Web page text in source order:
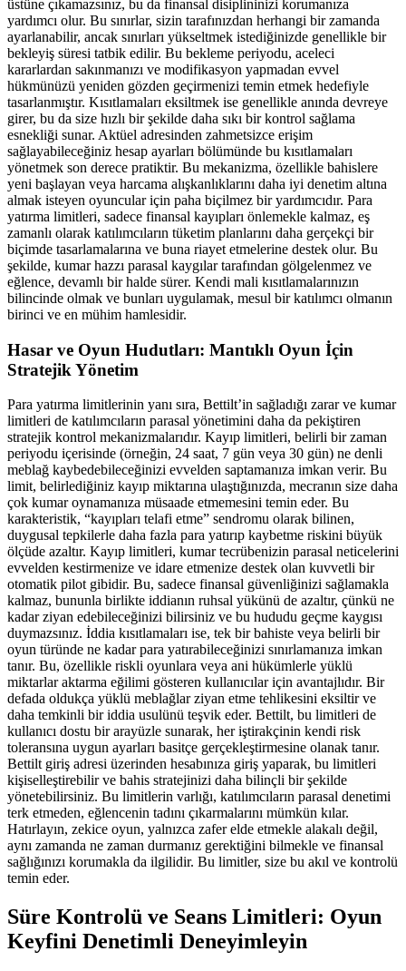
üstüne çıkamazsınız, bu da finansal disiplininizi korumanıza
yardımcı olur. Bu sınırlar, sizin tarafınızdan herhangi bir zamanda
ayarlanabilir, ancak sınırları yükseltmek istediğinizde genellikle bir
bekleyiş süresi tatbik edilir. Bu bekleme periyodu, aceleci
kararlardan sakınmanızı ve modifikasyon yapmadan evvel
hükmünüzü yeniden gözden geçirmenizi temin etmek hedefiyle
tasarlanmıştır. Kısıtlamaları eksiltmek ise genellikle anında devreye
girer, bu da size hızlı bir şekilde daha sıkı bir kontrol sağlama
esnekliği sunar. Aktüel adresinden zahmetsizce erişim
sağlayabileceğiniz hesap ayarları bölümünde bu kısıtlamaları
yönetmek son derece pratiktir. Bu mekanizma, özellikle bahislere
yeni başlayan veya harcama alışkanlıklarını daha iyi denetim altına
almak isteyen oyuncular için paha biçilmez bir yardımcıdır. Para
yatırma limitleri, sadece finansal kayıpları önlemekle kalmaz, eş
zamanlı olarak katılımcıların tüketim planlarını daha gerçekçi bir
biçimde tasarlamalarına ve buna riayet etmelerine destek olur. Bu
şekilde, kumar hazzı parasal kaygılar tarafından gölgelenmez ve
eğlence, devamlı bir halde sürer. Kendi mali kısıtlamalarınızın
bilincinde olmak ve bunları uygulamak, mesul bir katılımcı olmanın
birinci ve en mühim hamlesidir.
Hasar ve Oyun Hudutları: Mantıklı Oyun İçin
Stratejik Yönetim
Para yatırma limitlerinin yanı sıra, Bettilt’in sağladığı zarar ve kumar
limitleri de katılımcıların parasal yönetimini daha da pekiştiren
stratejik kontrol mekanizmalarıdır. Kayıp limitleri, belirli bir zaman
periyodu içerisinde (örneğin, 24 saat, 7 gün veya 30 gün) ne denli
meblağ kaybedebileceğinizi evvelden saptamanıza imkan verir. Bu
limit, belirlediğiniz kayıp miktarına ulaştığınızda, mecranın size daha
çok kumar oynamanıza müsaade etmemesini temin eder. Bu
karakteristik, “kayıpları telafi etme” sendromu olarak bilinen,
duygusal tepkilerle daha fazla para yatırıp kaybetme riskini büyük
ölçüde azaltır. Kayıp limitleri, kumar tecrübenizin parasal neticelerini
evvelden kestirmenize ve idare etmenize destek olan kuvvetli bir
otomatik pilot gibidir. Bu, sadece finansal güvenliğinizi sağlamakla
kalmaz, bununla birlikte iddianın ruhsal yükünü de azaltır, çünkü ne
kadar ziyan edebileceğinizi bilirsiniz ve bu hududu geçme kaygısı
duymazsınız. İddia kısıtlamaları ise, tek bir bahiste veya belirli bir
oyun türünde ne kadar para yatırabileceğinizi sınırlamanıza imkan
tanır. Bu, özellikle riskli oyunlara veya ani hükümlerle yüklü
miktarlar aktarma eğilimi gösteren kullanıcılar için avantajlıdır. Bir
defada oldukça yüklü meblağlar ziyan etme tehlikesini eksiltir ve
daha temkinli bir iddia usulünü teşvik eder. Bettilt, bu limitleri de
kullanıcı dostu bir arayüzle sunarak, her iştirakçinin kendi risk
toleransına uygun ayarları basitçe gerçekleştirmesine olanak tanır.
Bettilt giriş adresi üzerinden hesabınıza giriş yaparak, bu limitleri
kişiselleştirebilir ve bahis stratejinizi daha bilinçli bir şekilde
yönetebilirsiniz. Bu limitlerin varlığı, katılımcıların parasal denetimi
terk etmeden, eğlencenin tadını çıkarmalarını mümkün kılar.
Hatırlayın, zekice oyun, yalnızca zafer elde etmekle alakalı değil,
aynı zamanda ne zaman durmanız gerektiğini bilmekle ve finansal
sağlığınızı korumakla da ilgilidir. Bu limitler, size bu akıl ve kontrolü
temin eder.
Süre Kontrolü ve Seans Limitleri: Oyun
Keyfini Denetimli Deneyimleyin